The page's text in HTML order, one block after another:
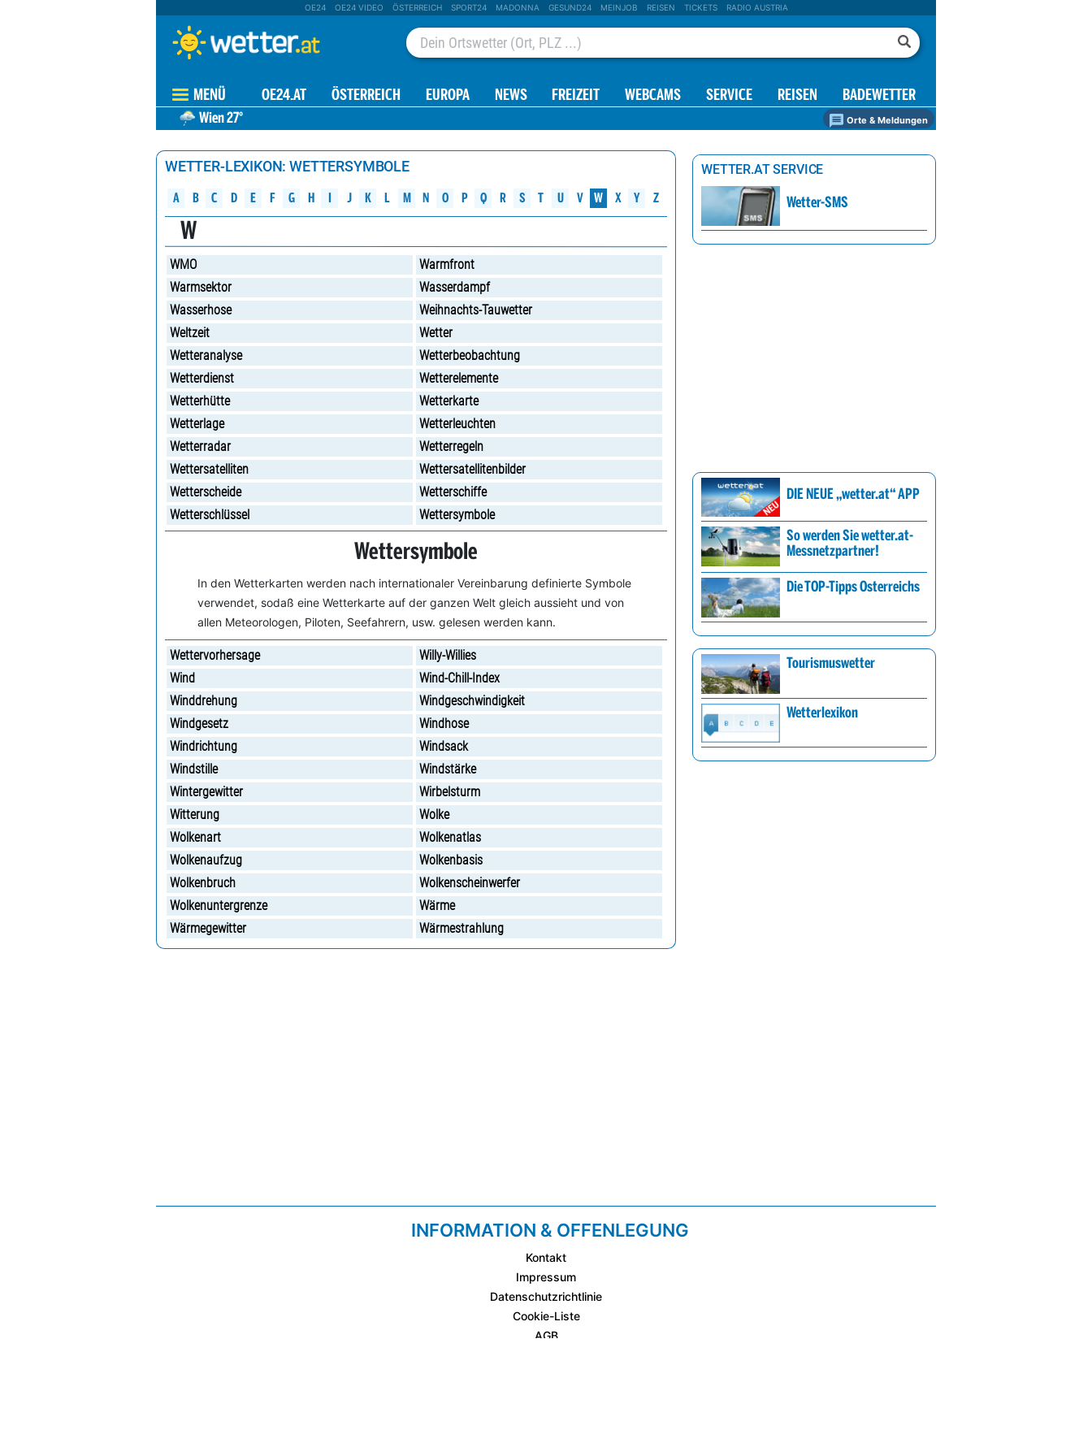
OE24 OE24 VIDEO ÖSTERREICH SPORT24 MADONNA GESUND24 MEINJOB REISEN TICKETS RADIO AUSTRIA
MENÜ OE24.AT ÖSTERREICH EUROPA NEWS FREIZEIT WEBCAMS SERVICE REISEN BADEWETTER
Wien27° Orte & Meldungen
WETTER-LEXIKON: WETTERSYMBOLE
A B C D E F G H J K L M N O P Q R S T U V W X Y Z
W
WMO
Warmfront
Warmsektor
Wasserdampf
Wasserhose
Weihnachts-Tauwetter
Weltzeit
Wetter
Wetteranalyse
Wetterbeobachtung
Wetterdienst
Wetterelemente
Wetterhütte
Wetterkarte
Wetterlage
Wetterleuchten
Wetterradar
Wetterregeln
Wettersatelliten
Wettersatellitenbilder
Wetterscheide
Wetterschiffe
Wetterschlüssel
Wettersymbole
Wettersymbole
In den Wetterkarten werden nach internationaler Vereinbarung definierte Symbole
verwendet, sodaß eine Wetterkarte auf der ganzen Welt gleich aussieht und von
allen Meteorologen, Piloten, Seefahrern, usw. gelesen werden kann.
Wettervorhersage
Willy-Willies
Wind
Wind-Chill-Index
Winddrehung
Windgeschwindigkeit
Windgesetz
Windhose
Windrichtung
Windsack
Windstille
Windstärke
Wintergewitter
Wirbelsturm
Witterung
Wolke
Wolkenart
Wolkenatlas
Wolkenaufzug
Wolkenbasis
Wolkenbruch
Wolkenscheinwerfer
Wolkenuntergrenze
Wärme
Wärmegewitter
Wärmestrahlung
WETTER.AT SERVICE
Wetter-SMS
DIE NEUE „wetter.at“ APP
So werden Sie wetter.at-
Messnetzpartner!
Die TOP-Tipps Österreichs
Tourismuswetter
Wetterlexikon
INFORMATION & OFFENLEGUNG
Kontakt
Impressum
Datenschutzrichtlinie
Cookie-Liste
AGB